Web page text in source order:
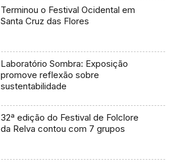
Terminou o Festival Ocidental em
Santa Cruz das Flores
Laboratório Sombra: Exposição
promove reflexão sobre
sustentabilidade
32ª edição do Festival de Folclore
da Relva contou com 7 grupos